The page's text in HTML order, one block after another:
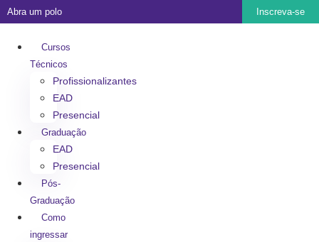
Abra um polo Inscreva-se
Cursos
Técnicos
Profissionalizantes
EAD
Presencial
Graduação
EAD
Presencial
Pós-
Graduação
Como
ingressar